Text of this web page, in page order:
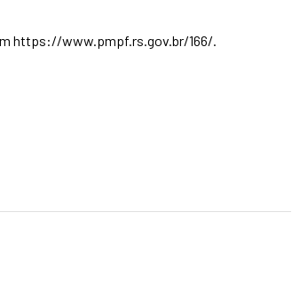
https://www.pmpf.rs.gov.br/166/.